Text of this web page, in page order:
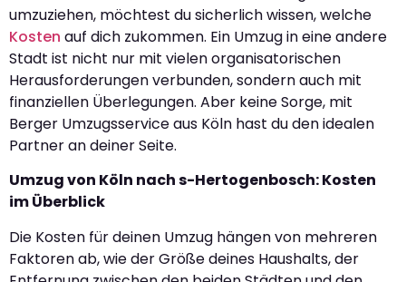
umzuziehen, möchtest du sicherlich wissen, welche
Kosten auf dich zukommen. Ein Umzug in eine andere
Stadt ist nicht nur mit vielen organisatorischen
Herausforderungen verbunden, sondern auch mit
finanziellen Überlegungen. Aber keine Sorge, mit
Berger Umzugsservice aus Köln hast du den idealen
Partner an deiner Seite.
Umzug von Köln nach s-Hertogenbosch: Kosten
im Überblick
Die Kosten für deinen Umzug hängen von mehreren
Faktoren ab, wie der Größe deines Haushalts, der